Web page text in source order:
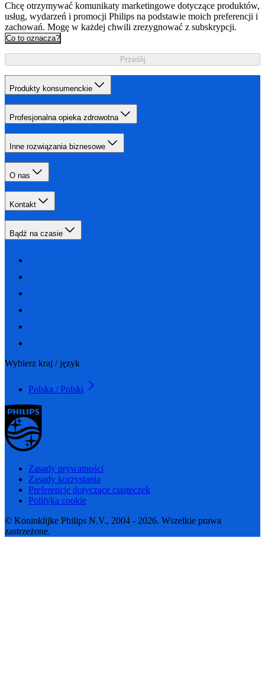
Chcę otrzymywać komunikaty marketingowe dotyczące produktów,
usług, wydarzeń i promocji Philips na podstawie moich preferencji i
zachowań. Mogę w każdej chwili zrezygnować z subskrypcji.
Co to oznacza?
Prześlij
Produkty konsumenckie
Profesjonalna opieka zdrowotna
Inne rozwiązania biznesowe
O nas
Kontakt
Bądź na czasie
Wybierz kraj / język
Polska / Polski
Zasady prywatności
Zasady korzystania
Preferencje dotyczące ciasteczek
Polityka cookie
© Koninklijke Philips N.V., 2004 - 2026. Wszelkie prawa
zastrzeżone.